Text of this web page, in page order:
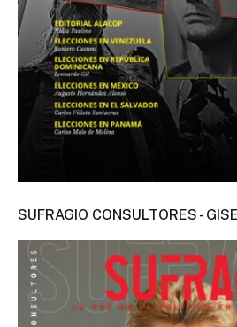
SUFRAGIO CONSULTORES -